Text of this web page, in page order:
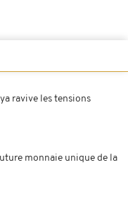
ravive les tensions
monnaie unique de la